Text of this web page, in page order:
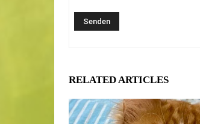
RELATED ARTICLES